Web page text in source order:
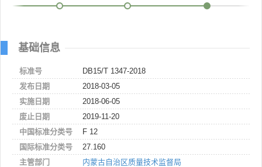
基础信息
标准号
DB15/T 1347-2018
发布日期
2018-03-05
实施日期
2018-06-05
废止日期
2019-11-20
中国标准分类号
F 12
国际标准分类号
27.160
主管部门
内蒙古自治区质量技术监督局